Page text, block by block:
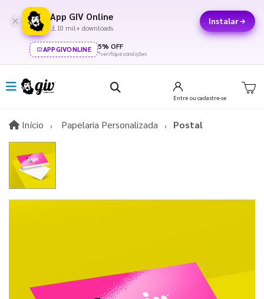
App GIV Online
10 mil+ downloads
Instalar
APPGIVONLINE 5% OFF
*verifique condições
Entre ou cadastre-se
Início InícioPapelaria Personalizada Postal